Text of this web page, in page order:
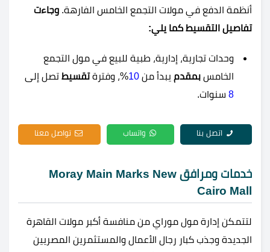
أنظمة الدفع في مولات التجمع الخامس الفارهة. وجاءت
تفاصيل التقسيط كما يلي:
وحدات تجارية، إدارية، طبية للبيع في مول التجمع
الخامس بمقدم يبدأ من 10%، وفترةتقسيط تصل إلى
8 سنوات.
اتصل بنا واتساب تواصل معنا
خدمات ومرافق Moray Main Marks New
Cairo Mall
لتتمكن إدارة مول موراي من منافسة أكبر مولات القاهرة
الجديدة وجذب كبار رجال الأعمال والمستثمرين المصريين